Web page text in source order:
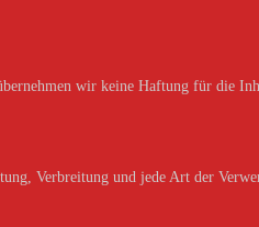
wir keine Haftung für die
Verbreitung und jede Art der